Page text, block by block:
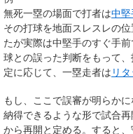
無死一塁の場面で打者は中堅
その打球を地面スレスレの
たが実際は中堅手のすぐ手
球との誤った判断をもって
定に応じて、一塁走者は リ
もし、ここで誤審が明らか
納得できるような形で試合
から再開と定める。すると